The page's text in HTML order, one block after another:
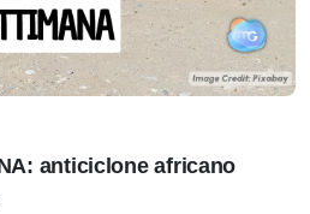
anticiclone africano